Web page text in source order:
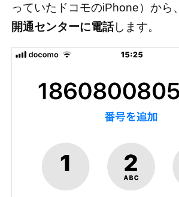
っていたドコモのiPhone）から、
開通センターに電話します。